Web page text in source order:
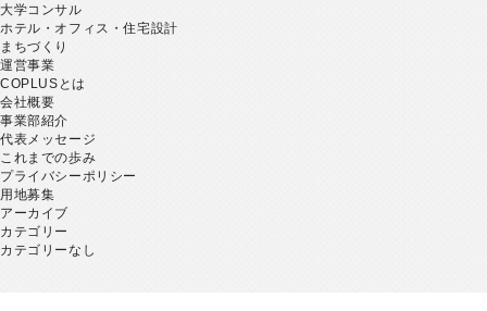
大学コンサル
ホテル・オフィス・住宅設計
まちづくり
運営事業
COPLUSとは
会社概要
事業部紹介
代表メッセージ
これまでの歩み
プライバシーポリシー
用地募集
アーカイブ
カテゴリー
カテゴリーなし